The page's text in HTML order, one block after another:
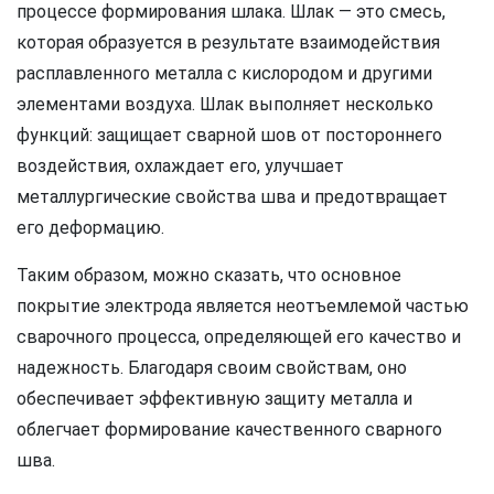
процессе формирования шлака. Шлак — это смесь,
которая образуется в результате взаимодействия
расплавленного металла с кислородом и другими
элементами воздуха. Шлак выполняет несколько
функций: защищает сварной шов от постороннего
воздействия, охлаждает его, улучшает
металлургические свойства шва и предотвращает
его деформацию.
Таким образом, можно сказать, что основное
покрытие электрода является неотъемлемой частью
сварочного процесса, определяющей его качество и
надежность. Благодаря своим свойствам, оно
обеспечивает эффективную защиту металла и
облегчает формирование качественного сварного
шва.